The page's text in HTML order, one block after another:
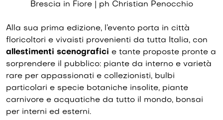
Brescia in Fiore | ph Christian Penocchio
Alla sua prima edizione, l’evento porta in città
floricoltori e vivaisti provenienti da tutta Italia, con
allestimenti scenografici e tante proposte pronte a
sorprendere il pubblico: piante da interno e varietà
rare per appassionati e collezionisti, bulbi
particolari e specie botaniche insolite, piante
carnivore e acquatiche da tutto il mondo, bonsai
per interni ed esterni.